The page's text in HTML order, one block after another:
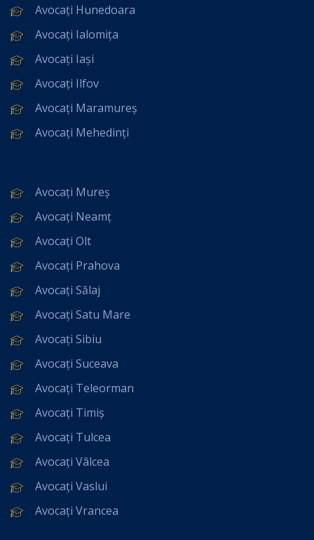
Avocați Hunedoara
Avocați Ialomița
Avocați Iași
Avocați Ilfov
Avocați Maramureș
Avocați Mehedinți
Avocați Mureș
Avocați Neamț
Avocați Olt
Avocați Prahova
Avocați Sălaj
Avocați Satu Mare
Avocați Sibiu
Avocați Suceava
Avocați Teleorman
Avocați Timiș
Avocați Tulcea
Avocați Vâlcea
Avocați Vaslui
Avocați Vrancea